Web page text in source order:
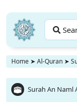
Home ➤ Al-Quran ➤
Surah An Naml